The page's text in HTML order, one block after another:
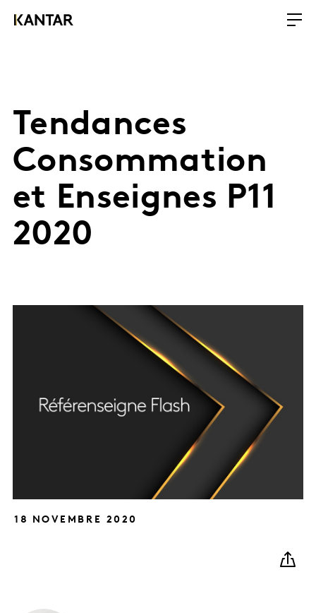
Tendances
Consommation
et Enseignes P11
2020
18 NOVEMBRE 2020